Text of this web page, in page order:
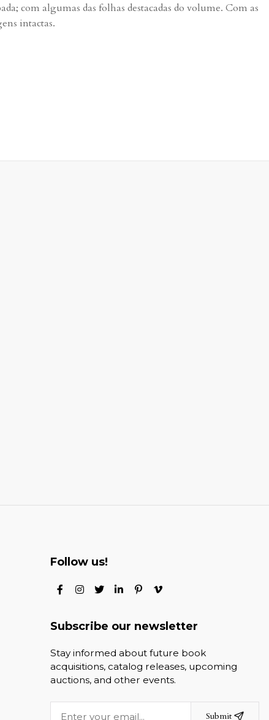
com algumas das folhas destacadas do volume. Com as
intactas.
Follow us!
Subscribe our newsletter
Stay informed about future book
acquisitions, catalog releases, upcoming
auctions, and other events.
Submit